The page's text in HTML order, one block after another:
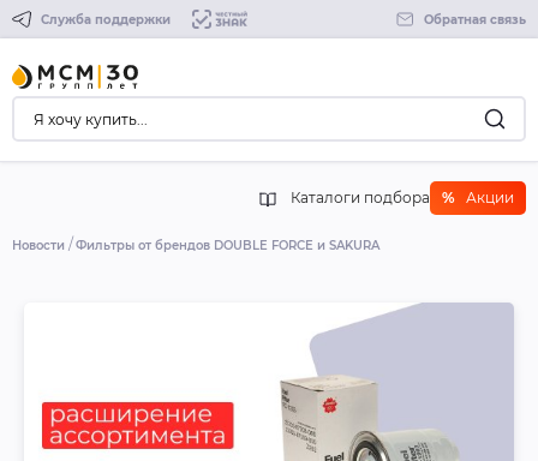
Служба поддержки Обратная связь
Каталоги подбора % Акции
Новости Фильтры от брендов DOUBLE FORCE и SAKURA